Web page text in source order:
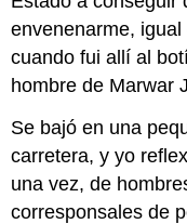
envenenarme,
cuando fui allí al
hombre de Marwar
Se bajó en una
carretera, y yo
una vez, de
corresponsales de